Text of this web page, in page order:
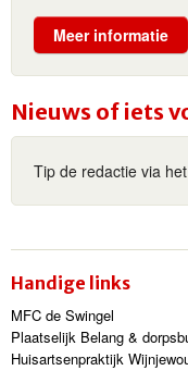
Meer informatie
Nieuws of iets
Tip de redactie via het
Handige links
MFC de Swingel
Plaatselijk Belang &
Huisartsenpraktijk